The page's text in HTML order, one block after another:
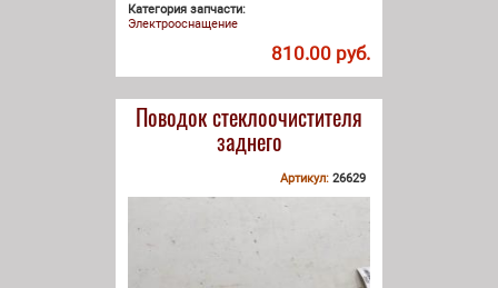
Категория запчасти:
Электрооснащение
810.00 руб.
Поводок стеклоочистителя
заднего
Артикул: 26629